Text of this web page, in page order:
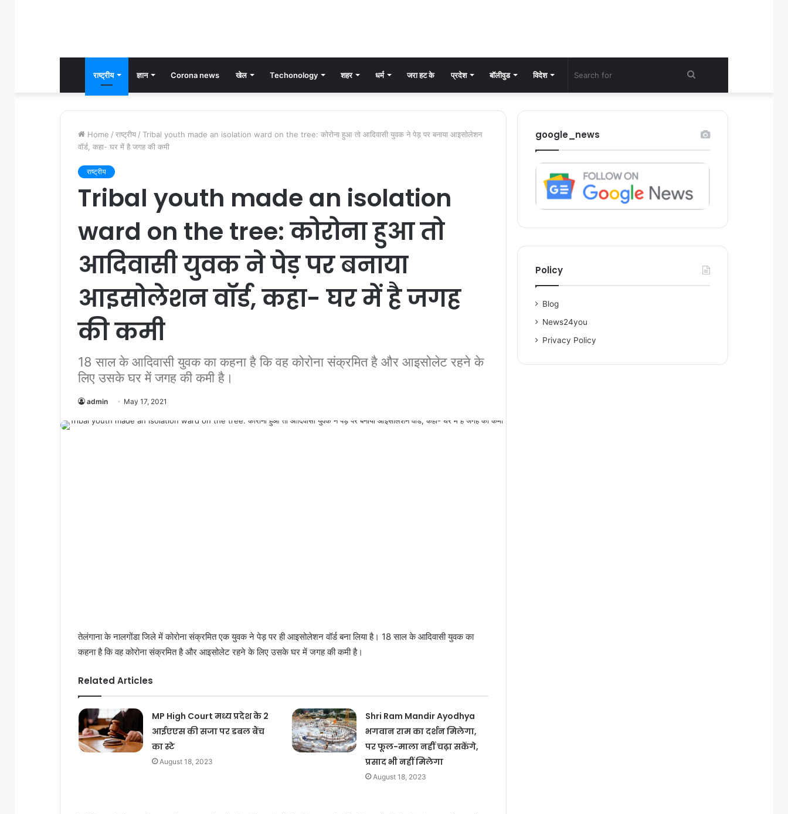
राष्ट्रीय ज्ञान Corona news खेल Techonology शहर धर्म जरा हट के प्रदेश बॉलीवुड विदेश
for
Home / राष्ट्रीय / Tribal youth made an isolation ward on the tree: कोरोना हुआ तो आदिवासी युवक ने पेड़ पर बनाया आइसोलेशन
वॉर्ड, कहा- घर में है जगह की कमी
राष्ट्रीय
Tribal youth made an isolation
ward on the tree: कोरोना हुआ तो
आदिवासी युवक ने पेड़ पर बनाया
आइसोलेशन वॉर्ड, कहा- घर में है जगह
की कमी
18 साल के आदिवासी युवक का कहना है कि वह कोरोना संक्रमित है और आइसोलेट रहने के
लिए उसके घर में जगह की कमी है।
admin May 17, 2021
तेलंगाना के नालगोंडा जिले में कोरोना संक्रमित एक युवक ने पेड़ पर ही आइसोलेशन वॉर्ड बना लिया है। 18 साल के आदिवासी युवक का
कहना है कि वह कोरोना संक्रमित है और आइसोलेट रहने के लिए उसके घर में जगह की कमी है।
Related Articles
MP High Court मध्य प्रदेश के 2
आईएएस की सजा पर डबल बैंच
का स्टे
August 18, 2023
Shri Ram Mandir Ayodhya
भगवान राम का दर्शन मिलेगा,
पर फूल-माला नहीं चढ़ा सकेंगे,
प्रसाद भी नहीं मिलेगा
August 18, 2023
google_news
Policy
Blog
News24you
Privacy Policy